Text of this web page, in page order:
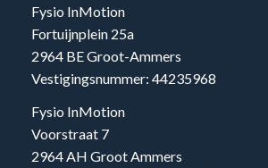
Fysio InMotion
Fortuijnplein 25a
2964 BE Groot-Ammers
Vestigingsnummer: 44235968
Fysio InMotion
Voorstraat 7
2964 AH Groot Ammers